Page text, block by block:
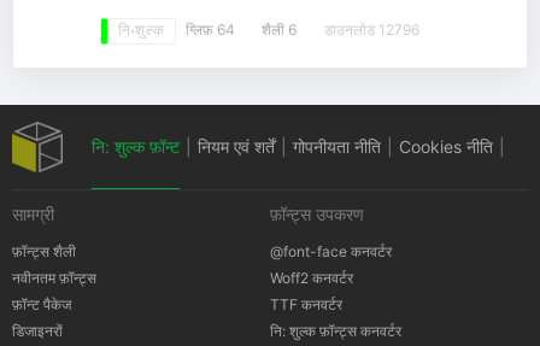
नि: शुल्क ग्लिफ़ 64 शैली 6 डाउनलोड 12796
नि: शुल्क फ़ॉन्ट नियम एवं शर्तें गोपनीयता नीति Cookies नीति
सामग्री
फ़ॉन्ट्स शैली
नवीनतम फ़ॉन्ट्स
फ़ॉन्ट पैकेज
डिजाइनरों
फ़ॉन्ट्स उपकरण
@font-face कनवर्टर
Woff2 कनवर्टर
TTF कनवर्टर
नि: शुल्क फ़ॉन्ट्स कनवर्टर